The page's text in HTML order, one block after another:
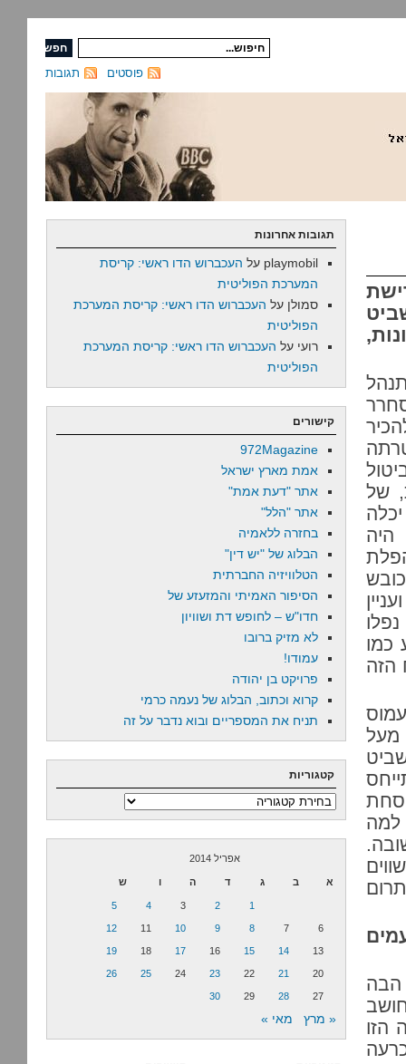
תגובות פוסטים
של
היה
כמו
הזה
מעל
למה
הבה
הזו
תגובות אחרונות
playmobil על העכברוש הדו ראשי: קריסת
המערכת הפוליטית
סמולן על העכברוש הדו ראשי: קריסת המערכת
הפוליטית
רועי על העכברוש הדו ראשי: קריסת המערכת
הפוליטית
קישורים
972Magazine
אמת מארץ ישראל
אתר "דעת אמת"
אתר "הלל"
בחזרה ללאמיה
הבלוג של "יש דין"
הטלוויזיה החברתית
הסיפור האמיתי והמזעזע של
חדו"ש – לחופש דת ושוויון
לא מזיק ברובו
עמודו!
פרויקט בן יהודה
קרוא וכתוב, הבלוג של נעמה כרמי
תניח את המספריים ובוא נדבר על זה
קטגוריות
קטגוריות
אפריל 2014
א ב ג ד ה ו ש
1
2
3
4
5
6
7
8
9
10
11
12
13
14
15
16
17
18
19
20
21
22
23
24
25
26
27
28
29
30
« מרץ מאי »